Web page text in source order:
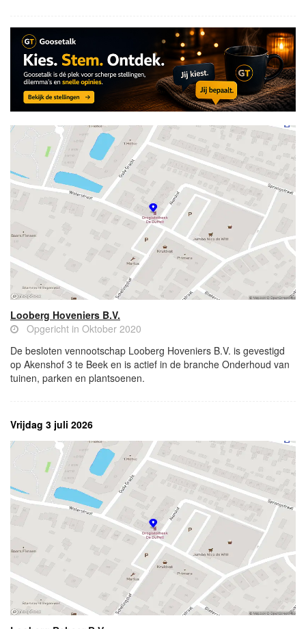
Looberg Hoveniers B.V.
Opgericht in Oktober 2020
De besloten vennootschap Looberg Hoveniers B.V. is gevestigd
op Akenshof 3 te Beek en is actief in de branche Onderhoud van
tuinen, parken en plantsoenen.
Vrijdag 3 juli 2026